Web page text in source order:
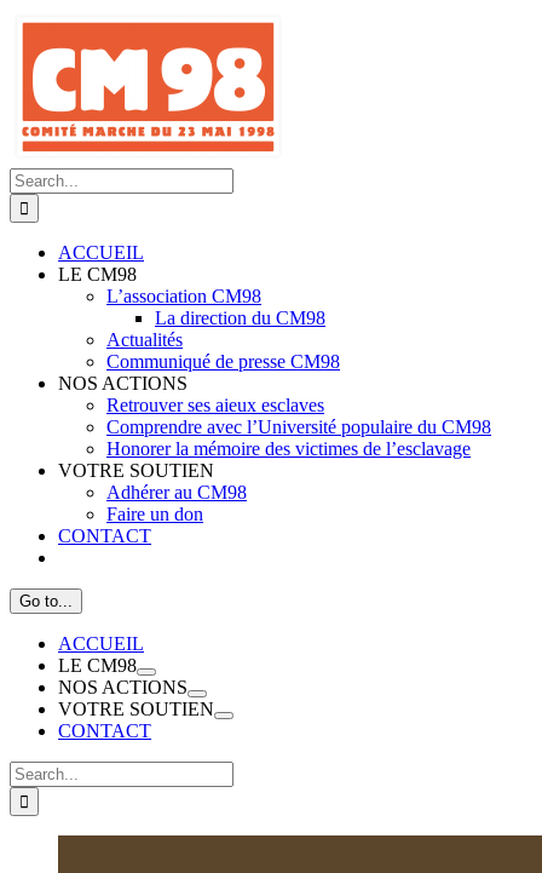
Skip
content
Search
for:
ACCUEIL
LE CM98
L’association CM98
La direction du CM98
Actualités
Communiqué de presse CM98
NOS ACTIONS
Retrouver ses aieux esclaves
Comprendre avec l’Université populaire du CM98
Honorer la mémoire des victimes de l’esclavage
VOTRE SOUTIEN
Adhérer au CM98
Faire un don
CONTACT
Go to...
ACCUEIL
LE CM98
NOS ACTIONS
VOTRE SOUTIEN
CONTACT
Search
for: